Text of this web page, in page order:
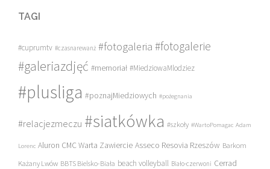
TAGI
#cuprumtv #czasnarewanż #fotogaleria #fotogalerie
#galeriazdjęć #memoriał #MiedziowaMlodziez
#plusliga #poznajMiedziowych #pożegnania
#relacjezmeczu #siatkówka #szkoły #WartoPomagac Adam
Lorenc Aluron CMC Warta Zawiercie Asseco Resovia Rzeszów Barkom
Każany Lwów BBTS Bielsko-Biała beach volleyball Biało-czerwoni Cerrad